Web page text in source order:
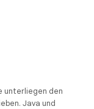
unterliegen den
Java und